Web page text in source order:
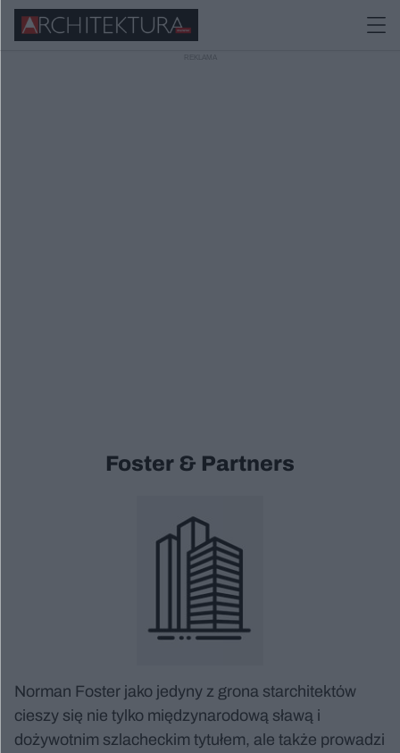
Foster & Partners
Norman Foster jako jedyny z grona starchitektów
cieszy się nie tylko międzynarodową sławą i
dożywotnim szlacheckim tytułem, ale także prowadzi